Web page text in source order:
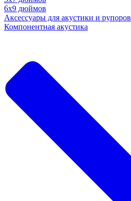
6х9 дюймов
Аксессуары для акустики и рупоров
Компонентная акустика